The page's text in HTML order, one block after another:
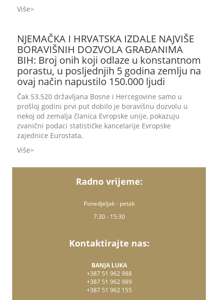
Više
NJEMAČKA I HRVATSKA IZDALE NAJVIŠE
BORAVIŠNIH DOZVOLA GRAĐANIMA
BIH: Broj onih koji odlaze u konstantnom
porastu, u posljednjih 5 godina zemlju na
ovaj način napustilo 150.000 ljudi
Čak 53.520 državljana Bosne i Hercegovine samo u
prošloj godini prvi put dobilo je boravišnu dozvolu u
nekoj od zemalja članica Evropske unije, pokazuju
zvanični podaci statističke kancelarije Evropske
zajednice Eurostata.
Više
Radno vrijeme:
Ponedjeljak - petak
7:30 - 15:30
Kontaktirajte nas:
BANJA LUKA
+387 51 962 988
+387 51 962 989
+387 51 962 155